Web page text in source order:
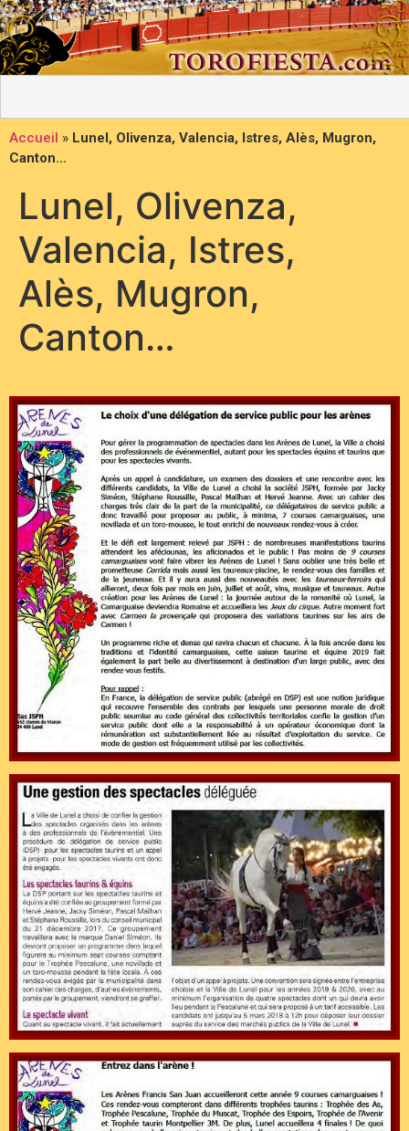
Accueil » Lunel, Olivenza, Valencia, Istres, Alès, Mugron,
Canton…
Lunel, Olivenza,
Valencia, Istres,
Alès, Mugron,
Canton…